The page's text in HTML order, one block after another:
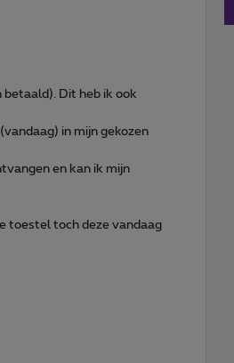
Dit heb ik ook
in mijn gekozen
en kan ik mijn
toestel toch deze vandaag